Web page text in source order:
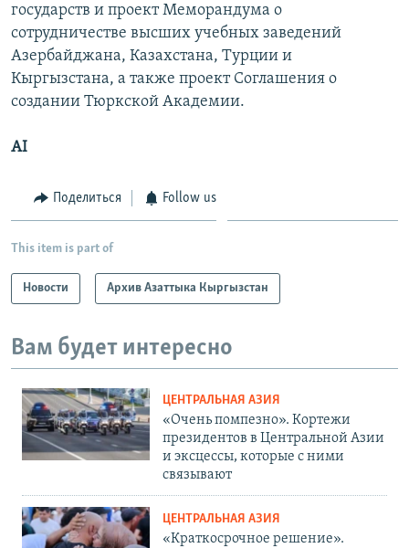
государств и проект Меморандума о
сотрудничестве высших учебных заведений
Азербайджана, Казахстана, Турции и
Кыргызстана, а также проект Соглашения о
создании Тюркской Академии.
AI
Поделиться Follow us
This item is part of
Новости Архив Азаттыка Кыргызстан
Вам будет интересно
ЦЕНТРАЛЬНАЯ АЗИЯ
«Очень помпезно». Кортежи
президентов в Центральной Азии
и эксцессы, которые с ними
связывают
ЦЕНТРАЛЬНАЯ АЗИЯ
«Краткосрочное решение».